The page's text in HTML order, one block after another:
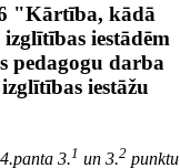
"Kārtība, kādā
iestādēm
pedagogu darba
iestāžu
3.1 un 3.2 punktu